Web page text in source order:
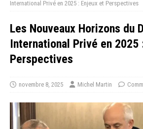
International Privé en 2025 : Enjeux et Perspectives
Les Nouveaux Horizons du
International Privé en 2025
Perspectives
novembre 8, 2025 Michel Martin